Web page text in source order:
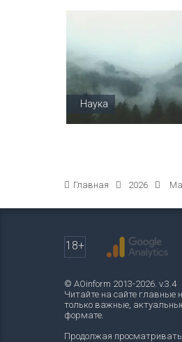
Наука
Главная 2026
18+
© AOinform 2013-2026. v.3.4
Читайте на сайте главные
только важные,
формате.
Продолжая